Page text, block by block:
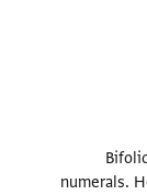
numerals.